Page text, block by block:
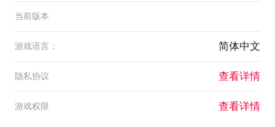
当前版本
游戏语言： 简体中文
隐私协议 查看详情
游戏权限 查看详情